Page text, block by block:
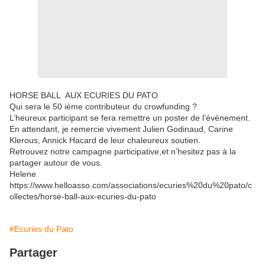
HORSE BALL AUX ECURIES DU PATO
Qui sera le 50 ième contributeur du crowfunding ?
L’heureux participant se fera remettre un poster de l’évènement.
En attendant, je remercie vivement Julien Godinaud, Carine
Klerous, Annick Hacard de leur chaleureux soutien.
Retrouvez notre campagne participative,et n’hesitez pas à la
partager autour de vous.
Helene
https://www.helloasso.com/associations/ecuries%20du%20pato/c
ollectes/horse-ball-aux-ecuries-du-pato
#Ecuries du Pato
Partager